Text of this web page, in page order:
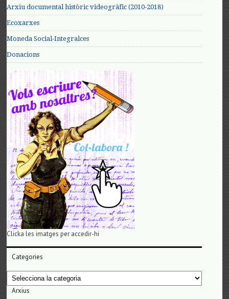
Arxiu documental històric videogràfic (2010-2018)
Ecoxarxes
Moneda Social-Integralces
Donacions
Clicka les imatges per accedir-hi
Categories
Categories
Arxius